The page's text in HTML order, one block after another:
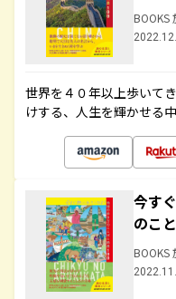
BOOKS
世界を４０年以上歩いて
けする、人生を輝かせる
今す
のこ
BOOKS